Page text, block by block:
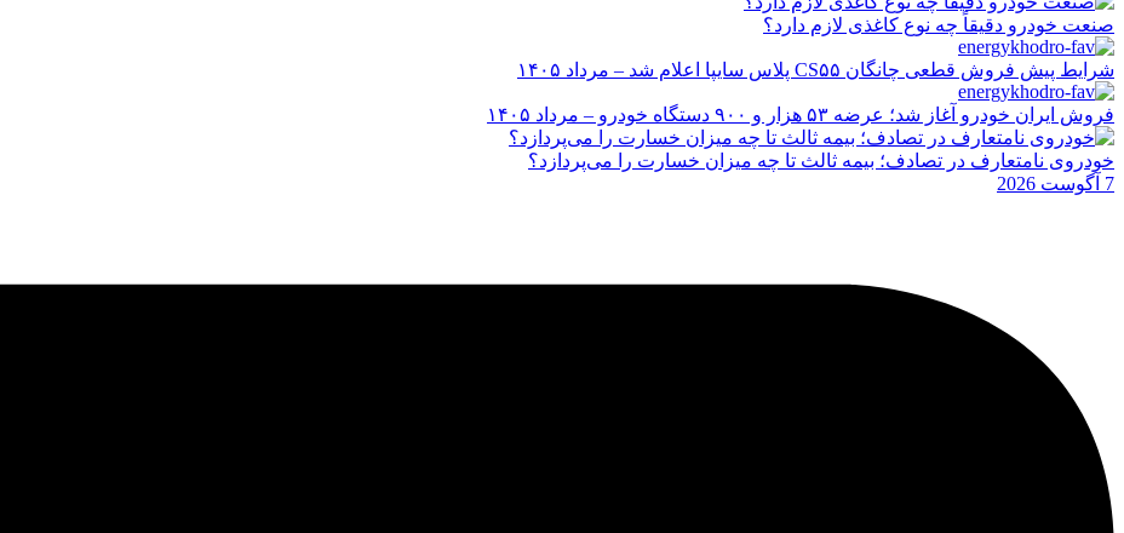
صنعت خودرو دقیقاً چه نوع کاغذی لازم دارد؟
شرایط پیش فروش قطعی چانگان CS۵۵ پلاس سایپا اعلام شد – مرداد ۱۴۰۵
فروش ایران خودرو آغاز شد؛ عرضه ۵۳ هزار و ۹۰۰ دستگاه خودرو – مرداد ۱۴۰۵
خودروی نامتعارف در تصادف؛ بیمه ثالث تا چه میزان خسارت را می‌پردازد؟
7 آگوست 2026